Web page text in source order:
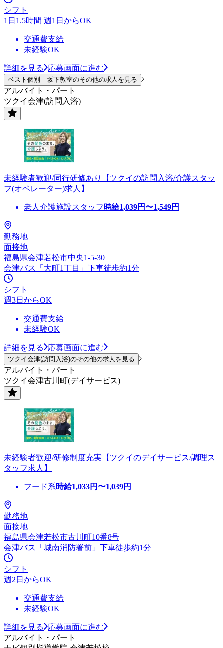
シフト
1日1.5時間 週1日からOK
交通費支給
未経験OK
詳細を見る 応募画面に進む
ベスト個別 坂下教室のその他の求人を見る
アルバイト・パート
ツクイ会津(訪問入浴)
未経験者歓迎/同行研修あり【ツクイの訪問入浴/介護スタッ
フ(オペレーター)求人】
老人介護施設スタッフ 時給1,039円〜1,549円
勤務地
面接地
福島県会津若松市中央1-5-30
会津バス「大町1丁目」下車徒歩約1分
シフト
週3日からOK
交通費支給
未経験OK
詳細を見る 応募画面に進む
ツクイ会津(訪問入浴)のその他の求人を見る
アルバイト・パート
ツクイ会津古川町(デイサービス)
未経験者歓迎/研修制度充実【ツクイのデイサービス/調理ス
タッフ求人】
フード系時給1,033円〜1,039円
勤務地
面接地
福島県会津若松市古川町10番8号
会津バス「城南消防署前」下車徒歩約1分
シフト
週2日からOK
交通費支給
未経験OK
詳細を見る
応募画面に進む
アルバイト・パート